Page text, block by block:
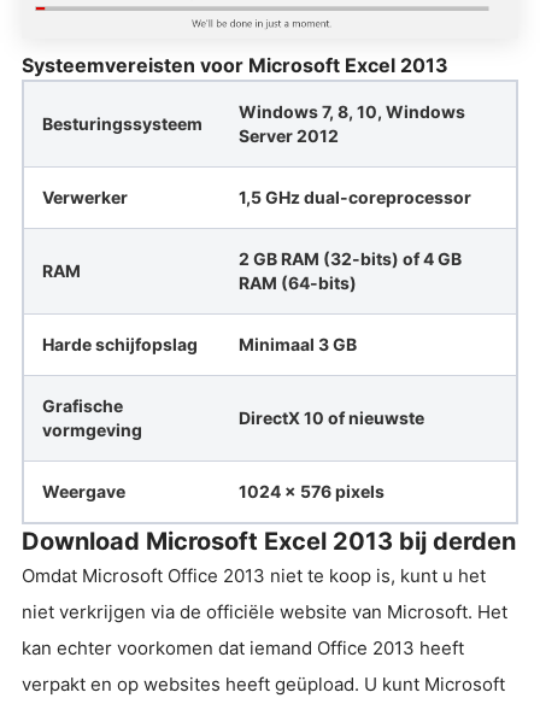
Systeemvereisten voor Microsoft Excel 2013
Besturingssysteem
Windows 7, 8, 10, Windows
Server 2012
Verwerker 1,5 GHz dual-coreprocessor
RAM
2 GB RAM (32-bits) of 4 GB
RAM (64-bits)
Harde schijfopslag Minimaal 3 GB
Grafische
vormgeving
DirectX 10 of nieuwste
Weergave 1024 x 576 pixels
Download Microsoft Excel 2013 bij derden
Omdat Microsoft Office 2013 niet te koop is, kunt u het
niet verkrijgen via de officiële website van Microsoft. Het
kan echter voorkomen dat iemand Office 2013 heeft
verpakt en op websites heeft geüpload. U kunt Microsoft